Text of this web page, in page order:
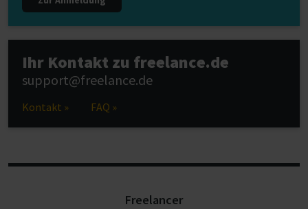
Ihr Kontakt zu freelance.de
support@freelance.de
Kontakt » FAQ »
Freelancer